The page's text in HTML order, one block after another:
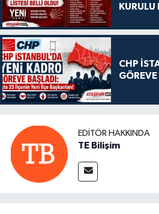
KURULU
CHP
GÖREVE
EDITÖR HAKKINDA
TE Bilişim